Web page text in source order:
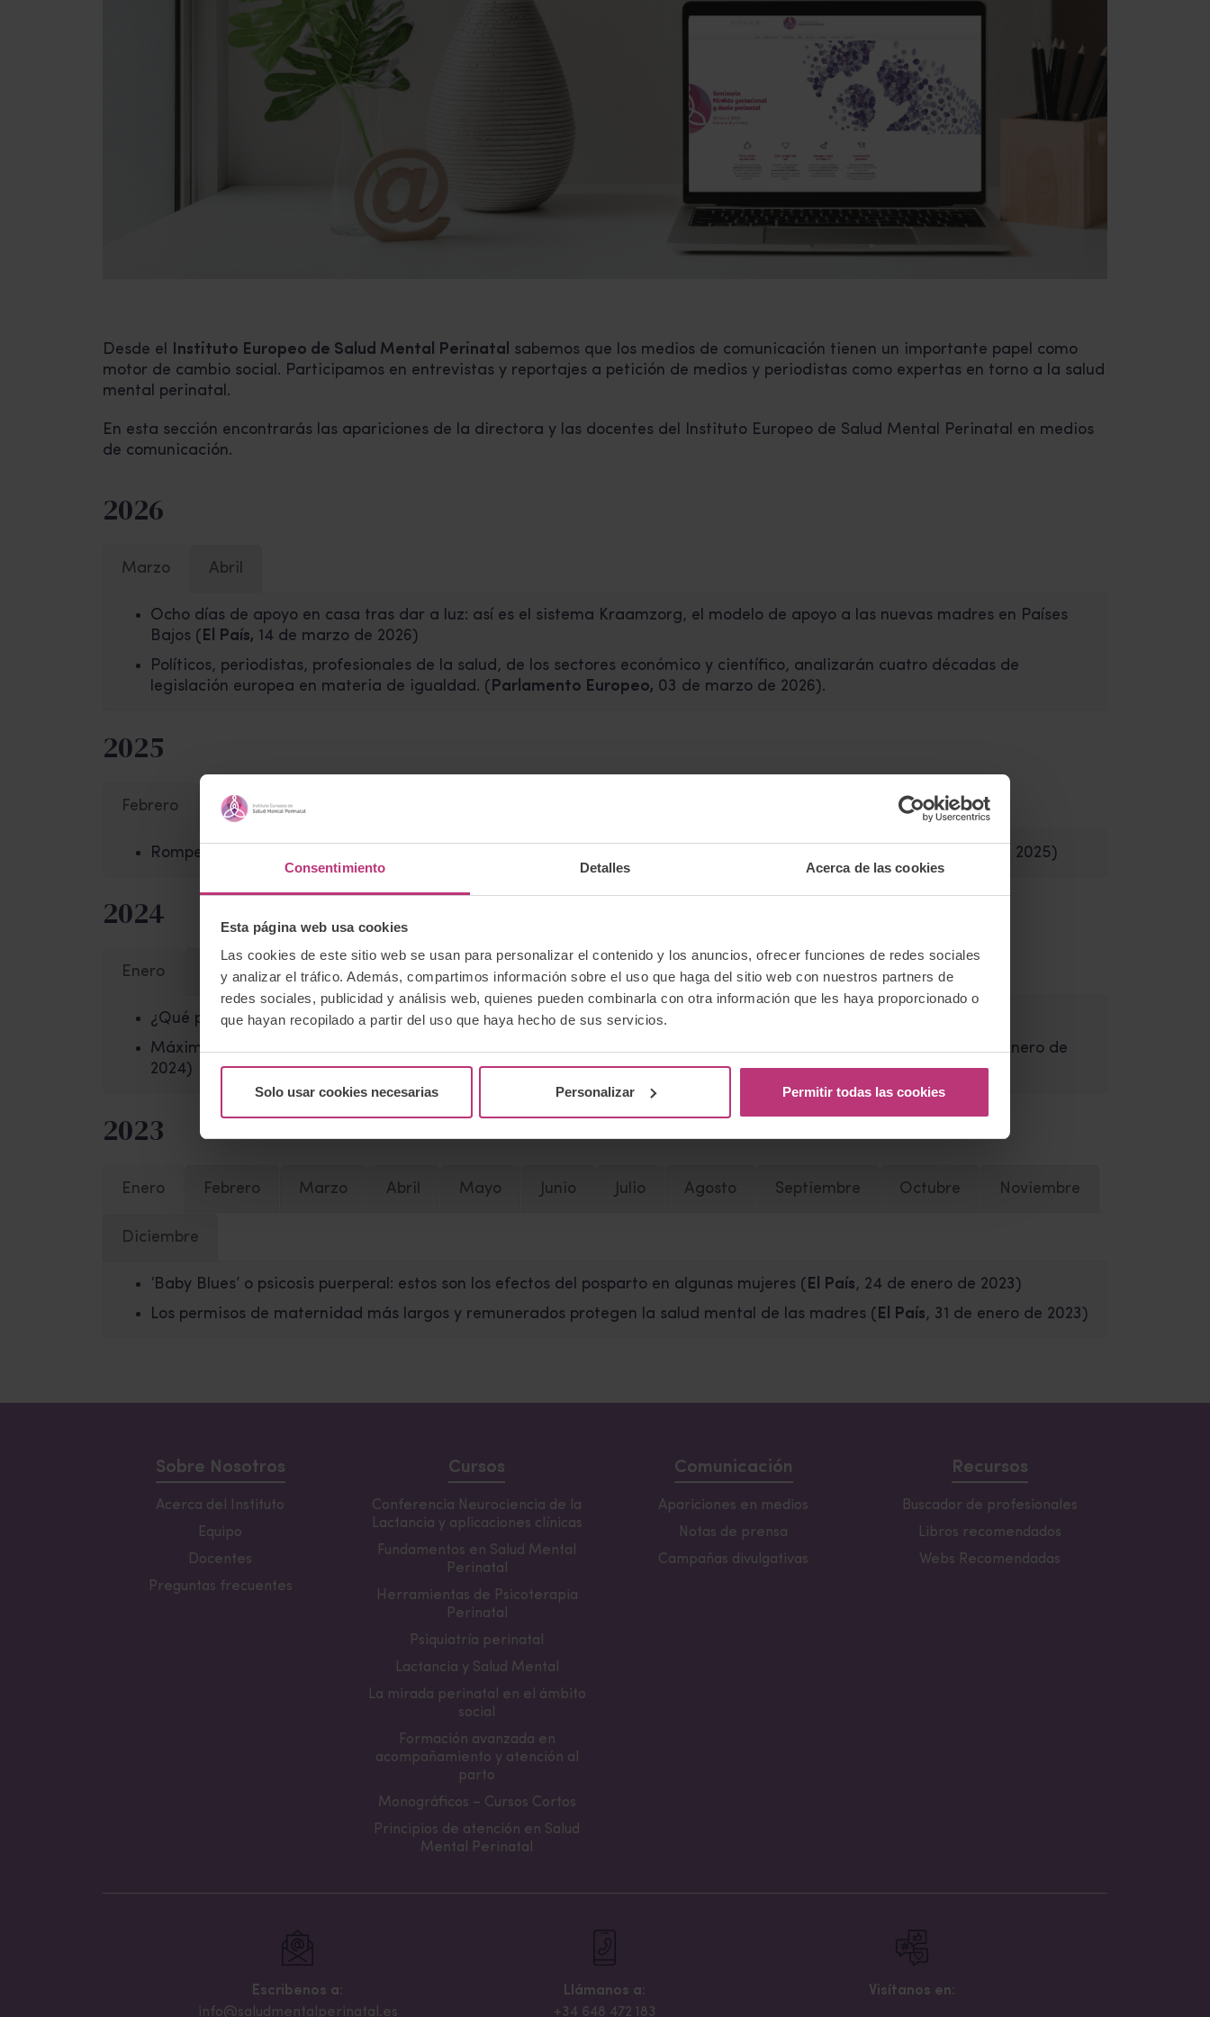
Consentimiento Detalles Acerca de las cookies
Esta página web usa cookies
Las cookies de este sitio web se usan para personalizar el contenido y los anuncios, ofrecer funciones de redes sociales
y analizar el tráfico. Además, compartimos información sobre el uso que haga del sitio web con nuestros partners de
redes sociales, publicidad y análisis web, quienes pueden combinarla con otra información que les haya proporcionado o
que hayan recopilado a partir del uso que haya hecho de sus servicios.
Solo usar cookies necesarias Personalizar Permitir todas las cookies
Desde el Instituto Europeo de Salud Mental Perinatal sabemos que los medios de comunicación tienen un importante papel como
motor de cambio social. Participamos en entrevistas y reportajes a petición de medios y periodistas como expertas en torno a la salud
mental perinatal.
En esta sección encontrarás las apariciones de la directora y las docentes del Instituto Europeo de Salud Mental Perinatal en medios
de comunicación.
2026
Marzo Abril
Ocho días de apoyo en casa tras dar a luz: así es el sistema Kraamzorg, el modelo de apoyo a las nuevas madres en Países
Bajos (El País, 14 de marzo de 2026)
Políticos, periodistas, profesionales de la salud, de los sectores económico y científico, analizarán cuatro décadas de
legislación europea en materia de igualdad. (Parlamento Europeo, 03 de marzo de 2026).
2025
Febrero Marzo Septiembre
Romper con el modelo de paternidad patriarcal: cuando la biología se impone a la cultura 24 de febrero de 2025)
2024
Enero Febrero Marzo Abril Mayo Junio Septiembre Octubre Noviembre
¿Qué pasa si en la pareja uno quiere más hijos y el otro no?( Infosalus
Máximo Peña: “El padre que solo cumple con la función de proveer se ha quedado obsoleto”(Webconsultas, 18 de enero de
2024)
2023
Enero Febrero Marzo Abril Mayo Junio Julio Agosto Septiembre Octubre Noviembre
Diciembre
‘Baby Blues’ o psicosis puerperal: estos son los efectos del posparto en algunas mujeres ( El País, 24 de enero de 2023)
Los permisos de maternidad más largos y remunerados protegen la salud mental de las madres ( El País, 31 de enero de 2023)
Sobre Nosotros
Acerca del Instituto
Equipo
Docentes
Preguntas frecuentes
Cursos
Conferencia Neurociencia de la
Lactancia y aplicaciones clínicas
Fundamentos en Salud Mental
Perinatal
Herramientas de Psicoterapia
Perinatal
Psiquiatría perinatal
Lactancia y Salud Mental
La mirada perinatal en el ámbito
social
Formación avanzada en
acompañamiento y atención al
parto
Monográficos – Cursos Cortos
Principios de atención en Salud
Mental Perinatal
Comunicación
Apariciones en medios
Notas de prensa
Campañas divulgativas
Recursos
Buscador de profesionales
Libros recomendados
Webs Recomendadas
Escribenos a:
info@saludmentalperinatal.es
Llámanos a:
+34 648 472 183
Visítanos en: